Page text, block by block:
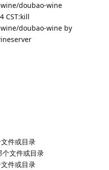
doubao-wine
CST:kill
doubao-wine by
件或目录
文件或目录
件或目录